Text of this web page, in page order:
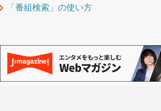
「番組検索」の使い方